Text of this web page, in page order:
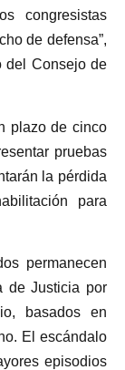
congresistas
de defensa”,
del Consejo de
plazo de cinco
pruebas
la pérdida
para
permanecen
de Justicia por
basados en
El escándalo
episodios